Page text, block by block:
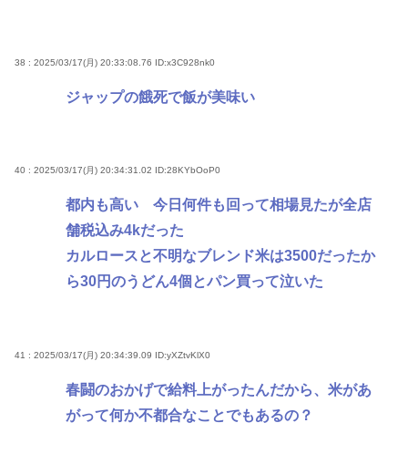
38 : 2025/03/17(月) 20:33:08.76 ID:x3C928nk0
ジャップの餓死で飯が美味い
40 : 2025/03/17(月) 20:34:31.02 ID:28KYbOoP0
都内も高い 今日何件も回って相場見たが全店
舗税込み4kだった
カルロースと不明なブレンド米は3500だったか
ら30円のうどん4個とパン買って泣いた
41 : 2025/03/17(月) 20:34:39.09 ID:yXZtvKlX0
春闘のおかげで給料上がったんだから、米があ
がって何か不都合なことでもあるの？